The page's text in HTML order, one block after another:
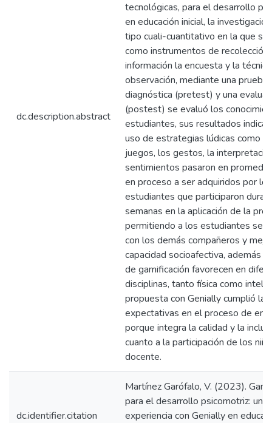
dc.description.abstract
tecnológicas, para el desarrollo
en educación inicial, la
tipo cuali-cuantitativo en la que se
como instrumentos de recolección
información la encuesta y la
observación, mediante una prueba
diagnóstica (pretest) y una
(postest) se evaluó los
estudiantes, sus resultados
uso de estrategias lúdicas como
juegos, los gestos, la
sentimientos pasaron en
en proceso a ser adquiridos por
estudiantes que participaron
semanas en la aplicación de la
permitiendo a los estudiantes se
con los demás compañeros y
capacidad socioafectiva, además
de gamificación favorecen en
disciplinas, tanto física como
propuesta con Genially cumplió las
expectativas en el proceso de
porque integra la calidad y la
cuanto a la participación de los
docente.
dc.identifier.citation
Martínez Garófalo, V. (2023).
para el desarrollo psicomotriz: una
experiencia con Genially en